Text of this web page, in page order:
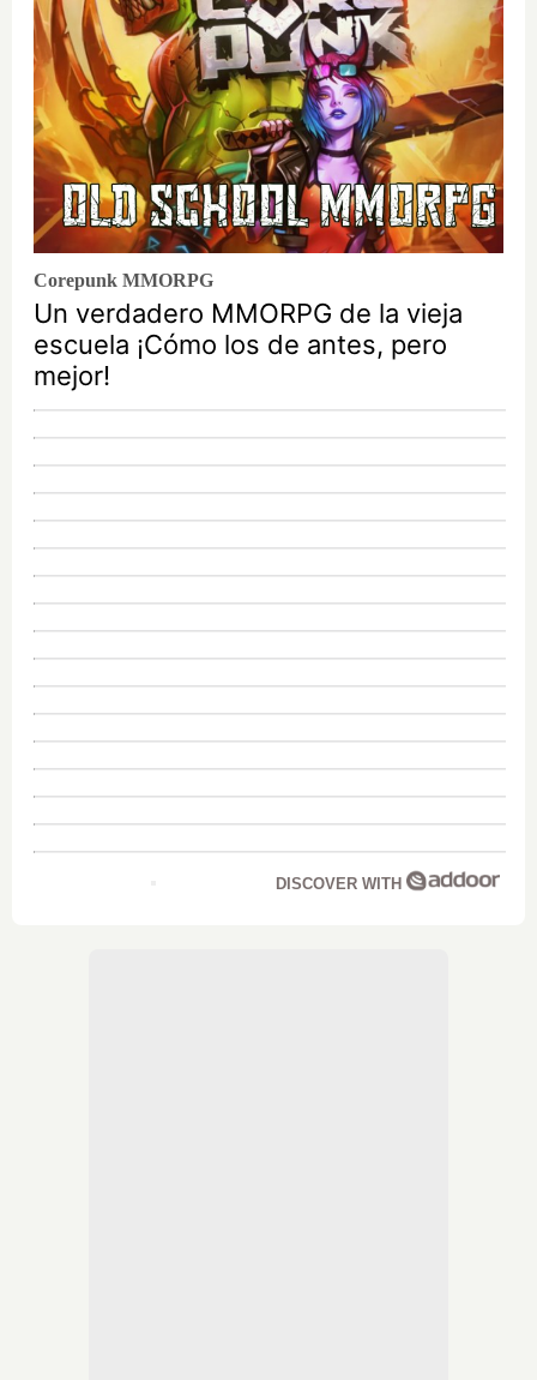
Corepunk MMORPG
Un verdadero MMORPG de la vieja
escuela ¡Cómo los de antes, pero
mejor!
DISCOVER WITH